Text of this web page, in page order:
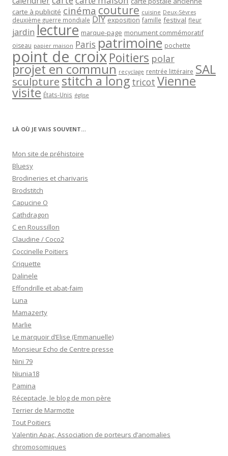
carte à publicité cinéma couture cuisine Deux-Sèvres
deuxième guerre mondiale DIY exposition famille festival fleur
jardin lecture marque-page monument commémoratif
oiseau papier maison Paris patrimoine pochette
point de croixPoitiers polar
projet en commun recyclage rentrée littéraire SAL
sculpturestitch a long tricot Vienne
visite États-Unis église
LÀ OÙ JE VAIS SOUVENT…
Mon site de préhistoire
Bluesy
Brodineries et charivaris
Brodstitch
Capucine O
Cathdragon
C en Roussillon
Claudine / Coco2
Coccinelle Poitiers
Criquette
Dalinele
Effondrille et abat-faim
Luna
Mamazerty
Marlie
Le marquoir d’Elise (Emmanuelle)
Monsieur Echo de Centre presse
Nini 79
Niunia18
Pamina
Réceptacle, le blog de mon père
Terrier de Marmotte
Tout Poitiers
Valentin Apac, Association de porteurs d’anomalies
chromosomiques